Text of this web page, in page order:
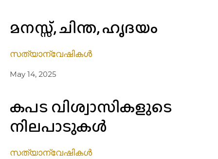
മനസ്സ്, ചിന്ത, ഹൃദയം
സത്യാന്വേഷികൾ
May 14, 2025
കപട വിശ്വാസികളുടെ
നിലപാടുകൾ
സത്യാന്വേഷികൾ